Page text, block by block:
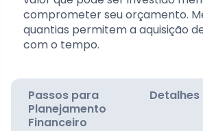
comprometer seu orçamento.
quantias permitem a aquisição
com o tempo.
Passos para
Planejamento
Financeiro
Detalhes